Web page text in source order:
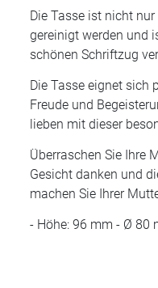
Die Tasse ist nicht
gereinigt werden und
schönen Schriftzug
Die Tasse eignet sich
Freude und
lieben mit dieser
Überraschen Sie Ihre
Gesicht danken und
machen Sie Ihrer
- Höhe: 96 mm - Ø 80